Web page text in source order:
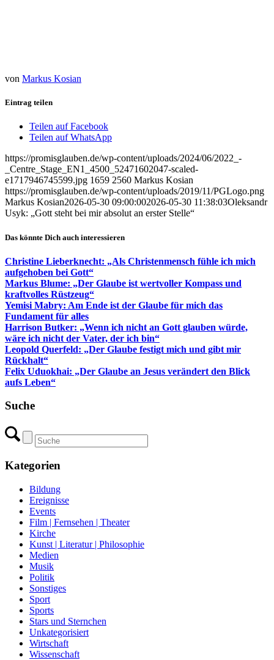
von Markus Kosian
Eintrag teilen
Teilen auf Facebook
Teilen auf WhatsApp
https://promisglauben.de/wp-content/uploads/2024/06/2022_-
_Centre_Stage_EN1_4500_52471602047-scaled-
e1717946745599.jpg 1659 2560 Markus Kosian
https://promisglauben.de/wp-content/uploads/2019/11/PGLogo.png
Markus Kosian2026-05-30 09:00:002026-05-30 11:38:03Oleksandr
Usyk: „Gott steht bei mir absolut an erster Stelle“
Das könnte Dich auch interessieren
Christine Lieberknecht: „Als Christenmensch fühle ich mich
aufgehoben bei Gott“
Markus Blume: „Der Glaube ist wertvoller Kompass und
kraftvolles Rüstzeug“
Yemisi Mabry: Am Ende ist der Glaube für mich das
Fundament für alles
Harrison Butker: „Wenn ich nicht an Gott glauben würde,
wäre ich nicht der Vater, der ich bin“
Leopold Querfeld: „Der Glaube festigt mich und gibt mir
Rückhalt“
Felix Uduokhai: „Der Glaube an Jesus verändert den Blick
aufs Leben“
Suche
Kategorien
Bildung
Ereignisse
Events
Film | Fernsehen | Theater
Kirche
Kunst | Literatur | Philosophie
Medien
Musik
Politik
Sonstiges
Sport
Sports
Stars und Sternchen
Unkategorisiert
Wirtschaft
Wissenschaft